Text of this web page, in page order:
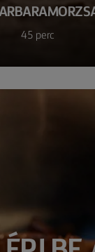
45 perc